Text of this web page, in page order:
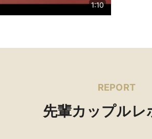
1:10
REPORT
先輩カップルレ